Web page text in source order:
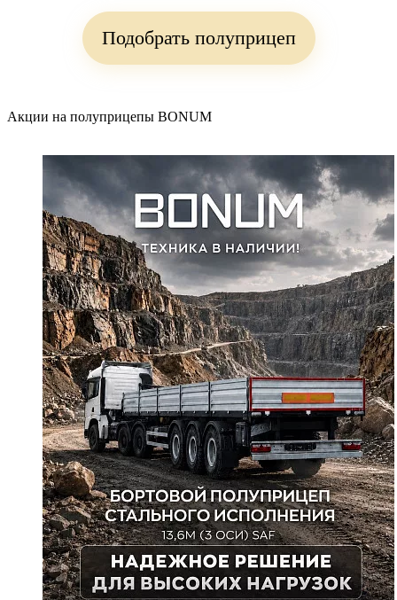
Подобрать полуприцеп
Акции на полуприцепы BONUM